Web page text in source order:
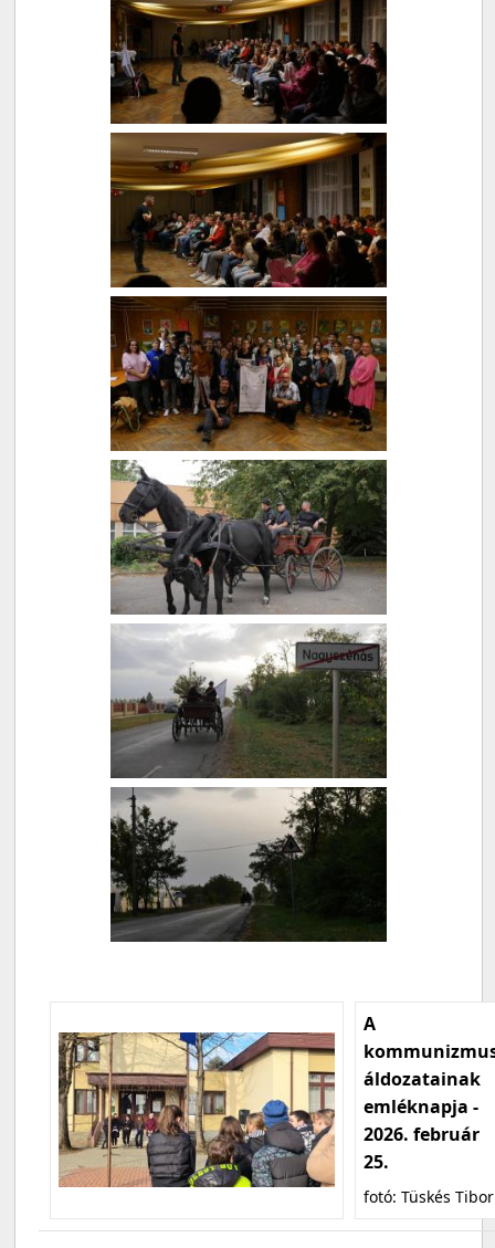
A
áldozatainak
emléknapja -
2026. február
25.
fotó: Tüskés Tibor